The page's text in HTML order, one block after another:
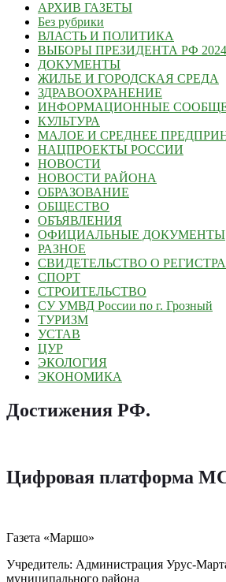
АРХИВ ГАЗЕТЫ
Без рубрики
ВЛАСТЬ И ПОЛИТИКА
ВЫБОРЫ ПРЕЗИДЕНТА РФ 2024
ДОКУМЕНТЫ
ЖИЛЬЕ И ГОРОДСКАЯ СРЕДА
ЗДРАВООХРАНЕНИЕ
ИНФОРМАЦИОННЫЕ
КУЛЬТУРА
МАЛОЕ И СРЕДНЕЕ
НАЦПРОЕКТЫ РОССИИ
НОВОСТИ
НОВОСТИ РАЙОНА
ОБРАЗОВАНИЕ
ОБЩЕСТВО
ОБЪЯВЛЕНИЯ
ОФИЦИАЛЬНЫЕ ДОКУМЕНТЫ
РАЗНОЕ
СВИДЕТЕЛЬСТВО О
СПОРТ
СТРОИТЕЛЬСТВО
СУ УМВД России по г. Грозный
ТУРИЗМ
УСТАВ
ЦУР
ЭКОЛОГИЯ
ЭКОНОМИКА
Достижения РФ.
Цифровая платформа
Газета «Маршо»
Учредитель: Администрация Урус-
муниципального района